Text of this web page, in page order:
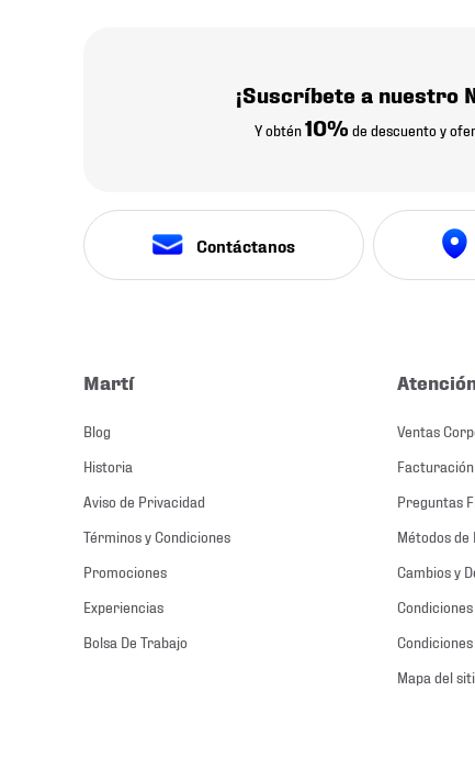
¡Suscríbete a nuestro
Y obtén10% de descuento y
Contáctanos
Martí
Blog
Historia
Aviso de Privacidad
Términos y Condiciones
Promociones
Experiencias
Bolsa De Trabajo
Ventas
Preguntas
Métodos de
Cambios y
Mapa del